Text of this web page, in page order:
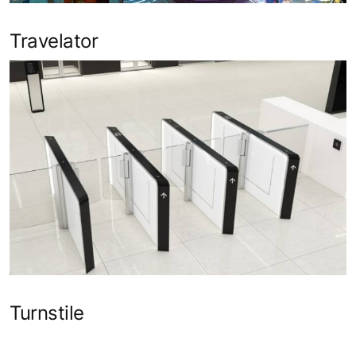
Travelator
Turnstile